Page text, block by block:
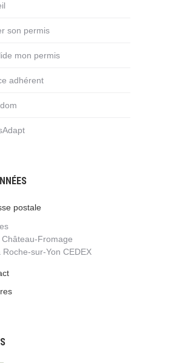
son permis
mon permis
adhérent
postale
Fromage
sur-Yon CEDEX